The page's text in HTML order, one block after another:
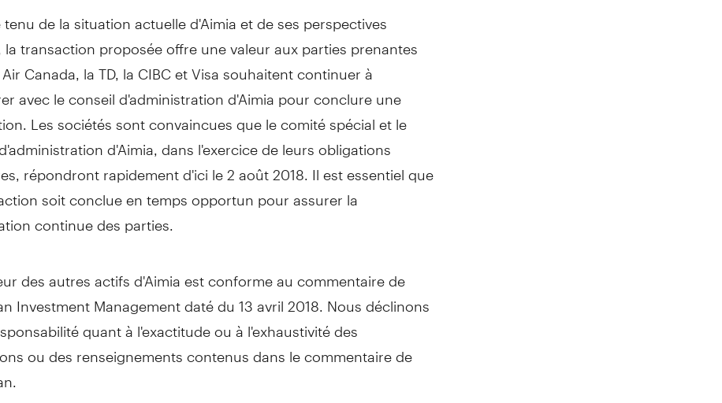
de la situation actuelle d'Aimia et de ses perspectives
la transaction proposée offre une valeur aux parties prenantes
Canada, la TD, la CIBC et Visa souhaitent continuer à
avec le conseil d'administration d'Aimia pour conclure une
Les sociétés sont convaincues que le comité spécial et le
d'Aimia, dans l'exercice de leurs obligations
répondront rapidement d'ici le 2 août 2018. Il est essentiel que
soit conclue en temps opportun pour assurer la
continue des parties.
des autres actifs d'Aimia est conforme au commentaire de
Investment Management daté du 13 avril 2018. Nous déclinons
quant à l'exactitude ou à l'exhaustivité des
ou des renseignements contenus dans le commentaire de